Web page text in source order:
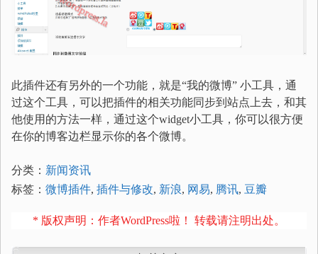
此插件还有另外的一个功能，就是“我的微博” 小工具，通
过这个工具，可以把插件的相关功能同步到站点上去，和其
他使用的方法一样，通过这个widget小工具，你可以很方便
在你的博客边栏显示你的各个微博。
分类： 新闻资讯
标签： 微博插件, 插件与修改, 新浪, 网易, 腾讯, 豆瓣
* 版权声明：作者WordPress啦！ 转载请注明出处。